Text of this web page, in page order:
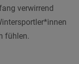
verwirrend
fühlen.